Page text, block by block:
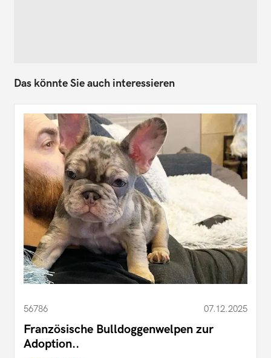
Das könnte Sie auch interessieren
56786 07.12.2025
Französische Bulldoggenwelpen zur
Adoption..